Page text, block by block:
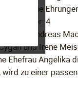
Die
Droll vor: 4
Andreas
und Irene
Ehefrau Angelika
zu einer